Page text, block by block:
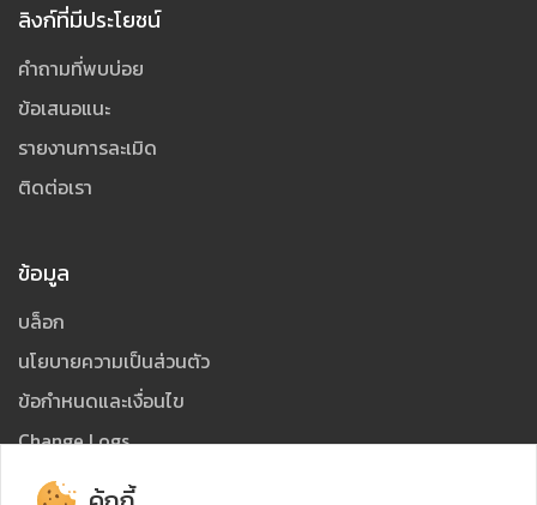
ลิงก์ที่มีประโยชน์
คำถามที่พบบ่อย
ข้อเสนอแนะ
รายงานการละเมิด
ติดต่อเรา
ข้อมูล
บล็อก
นโยบายความเป็นส่วนตัว
ข้อกำหนดและเงื่อนไข
Change Logs
คู่มือ